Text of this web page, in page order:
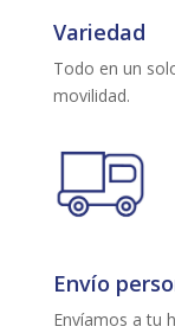
Variedad
Todo en un
movilidad.
Envío
Envíamos a tu